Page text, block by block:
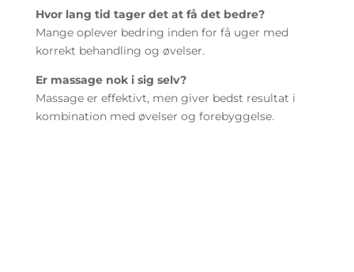
Hvor lang tid tager det at få det bedre?
Mange oplever bedring inden for få uger med
korrekt behandling og øvelser.
Er massage nok i sig selv?
Massage er effektivt, men giver bedst resultat i
kombination med øvelser og forebyggelse.